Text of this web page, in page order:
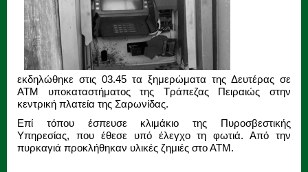
εκδηλώθηκε στις 03.45 τα ξημερώματα της Δευτέρας σε
ΑΤΜ υποκαταστήματος της Τράπεζας Πειραιώς στην
κεντρική πλατεία της Σαρωνίδας.
Επί τόπου έσπευσε κλιμάκιο της Πυροσβεστικής
Υπηρεσίας, που έθεσε υπό έλεγχο τη φωτιά. Από την
πυρκαγιά προκλήθηκαν υλικές ζημιές στο ΑΤΜ.